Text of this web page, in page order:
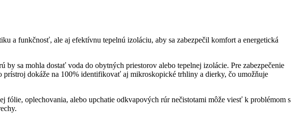
a funkčnosť, ale aj efektívnu tepelnú izoláciu, aby sa zabezpečil komfort a energetická
sa mohla dostať voda do obytných priestorov alebo tepelnej izolácie. Pre zabezpečenie
dokáže na 100% identifikovať aj mikroskopické trhliny a dierky, čo umožňuje
oplechovania, alebo upchatie odkvapových rúr nečistotami môže viesť k problémom s